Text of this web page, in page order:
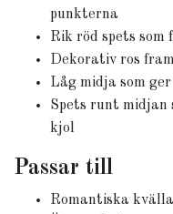
punkterna
Rik röd spets som
Dekorativ ros
Låg midja som
Spets runt midjan
kjol
Passar till
Romantiska